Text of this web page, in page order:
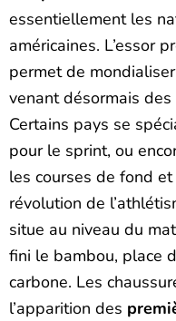
essentiellement les
américaines. L’essor
permet de
venant désormais
Certains pays se
pour le sprint, ou
les courses de fond
révolution de
situe au niveau du
fini le bambou, place
carbone. Les
l’apparition des